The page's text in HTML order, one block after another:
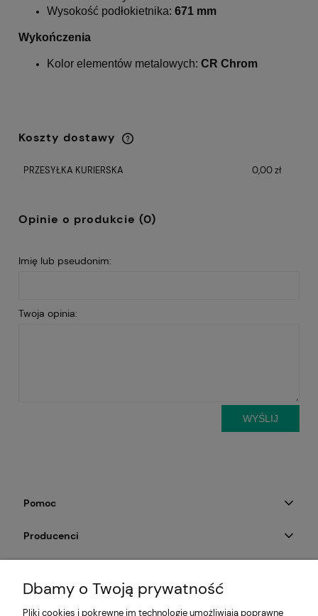
Wysokość podłokietnika: 671 mm
Wykończenia
Kolor elementów metalowych: CR Chrom
Koszty dostawy
Cena nie zawiera ewentualnych kosztów
PRZESYŁKA KURIERSKA
0,00 zł
Opinie o produkcie (0)
Imię lub pseudonim:
Twoja opinia:
WYŚLIJ
Pomoc
Producenci
Na skróty
Dbamy o Twoją prywatność
Pliki cookies i pokrewne im technologie umożliwiają poprawne